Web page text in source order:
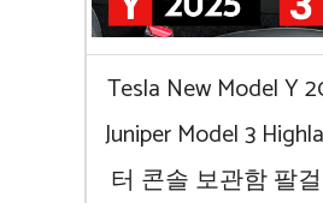
Tesla New Model Y
Juniper Model 3
터 콘솔 보관함 팔